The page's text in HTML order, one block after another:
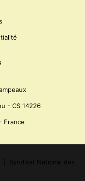
- CS 14226
France
| Syndicat National des